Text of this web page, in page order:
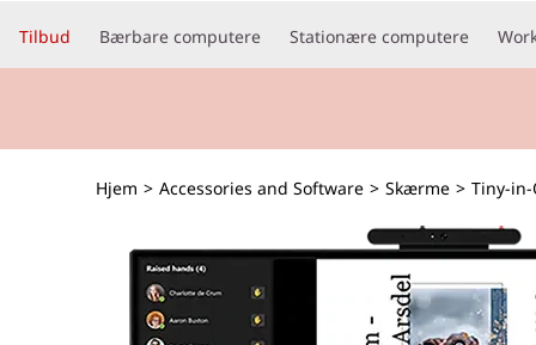
n
g
l
Tilbud Bærbare computere Stationære computere
Hjem > Accessories and Software > Skærme > Tiny-in-